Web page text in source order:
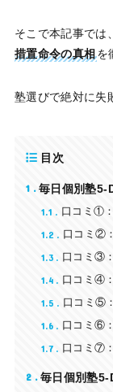
そこで本記事では、
措置命令の真相を
塾選びで絶対に失
目次
1 毎日個別塾5-
1.1
口コミ①
1.2
口コミ②
1.3
口コミ③
1.4
口コミ④
1.5
口コミ⑤
1.6
口コミ⑥
1.7
口コミ⑦
2 毎日個別塾